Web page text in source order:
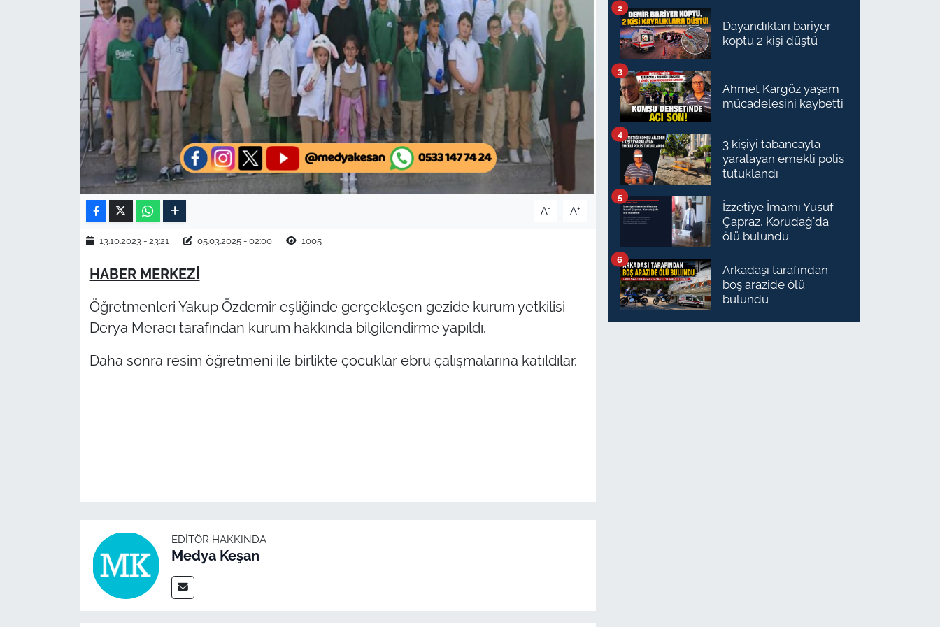
A- A+
13.10.2023 - 23:21 05.03.2025 - 02:00 1005
HABER MERKEZİ
Öğretmenleri Yakup Özdemir eşliğinde gerçekleşen gezide kurum yetkilisi
Derya Meracı tarafından kurum hakkında bilgilendirme yapıldı.
Daha sonra resim öğretmeni ile birlikte çocuklar ebru çalışmalarına katıldılar.
EDITÖR HAKKINDA
Medya Keşan
Dayandıkları bariyer
koptu 2 kişi düştü
2
Ahmet Kargöz yaşam
mücadelesini kaybetti
3
3 kişiyi tabancayla
yaralayan emekli polis
tutuklandı
4
İzzetiye İmamı Yusuf
Çapraz, Korudağ'da
ölü bulundu
5
Arkadaşı tarafından
boş arazide ölü
bulundu
6
KÜLTÜR SANAT
RESMİ İLAN
EDİRNE
TEKİRDAĞ
KIRKLARELİ
ÇANAKKALE
İş Dünyası